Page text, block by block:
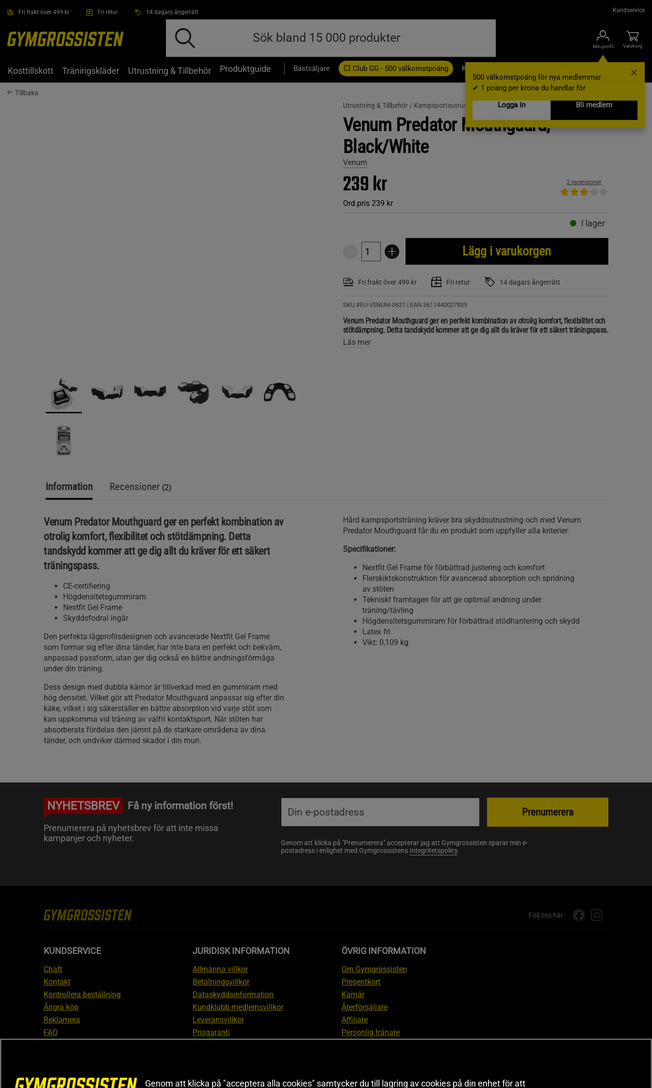
Fri frakt över 499 kr Fri retur 14 dagars ångerrätt Kundservice
Min profil
500 välkomstpoäng för nya medlemmar
✔ 1 poäng per krona du handlar för
Logga in
Bli medlem
Varukorg
Kosttillskott Träningskläder Utrustning & Tillbehör Produktguide Bästsäljare 💥 Club GG - 500 välkomstpoäng Kampanjer
Tillbaka
Utrustning & Tillbehör / Kampsportsutrustning / Kampsportsskydd / Tandskydd
Venum Predator Mouthguard,
Black/White
Venum
239 kr
Ord.pris 239 kr
2 recensioner
I lager
Lägg i varukorgen
Fri frakt över 499 kr Fri retur 14 dagars ångerrätt
SKU #EU-VENUM-0621 | EAN 3611440027839
Venum Predator Mouthguard ger en perfekt kombination av otrolig komfort, flexibilitet och
stötdämpning. Detta tandskydd kommer att ge dig allt du kräver för ett säkert träningspass.
Läs mer
Information Recensioner (2)
Venum Predator Mouthguard ger en perfekt kombination av
otrolig komfort, flexibilitet och stötdämpning. Detta
tandskydd kommer att ge dig allt du kräver för ett säkert
träningspass.
CE-certifiering
Högdensitetsgummiram
Nextfit Gel Frame
Skyddsfodral ingår
Den perfekta lågprofilsdesignen och avancerade Nextfit Gel Frame
som formar sig efter dina tänder, har inte bara en perfekt och bekväm,
anpassad passform, utan ger dig också en bättre andningsförmåga
under din träning.
Dess design med dubbla kärnor är tillverkad med en gummiram med
hög densitet. Vilket gör att Predator Mouthguard anpassar sig efter din
käke, vilket i sig säkerställer en bättre absorption vid varje stöt som
kan uppkomma vid träning av valfri kontaktsport. När stöten har
absorberats fördelas den jämnt på de starkare områdena av dina
tänder, och undviker därmed skador i din mun.
Hård kampsportsträning kräver bra skyddsutrustning och med Venum
Predator Mouthguard får du en produkt som uppfyller alla kriterier.
Specifikationer:
Nextfit Gel Frame för förbättrad justering och komfort
Flerskiktskonstruktion för avancerad absorption och spridning
av stöten
Tekniskt framtagen för att ge optimal andning under
träning/tävling
Högdensitetsgummiram för förbättrad stödhantering och skydd
Latex fri
Vikt: 0,109 kg
NYHETSBREV Få ny information först!
Prenumerera på nyhetsbrev för att inte missa
kampanjer och nyheter.
Genom att klicka på "Prenumerera" accepterar jag att Gymgrossisten sparar min e-
postadress i enlighet med Gymgrossistens Integritetspolicy.
Prenumerera
Följ oss här:
KUNDSERVICE
Chatt
Kontakt
Kontrollera beställning
Ångra köp
Reklamera
FAQ
JURIDISK INFORMATION
Allmänna villkor
Betalningsvillkor
Dataskyddsinformation
Kundklubb medlemsvillkor
Leveransvillkor
Prisgaranti
ÖVRIG INFORMATION
Om Gymgrossisten
Presentkort
Karriär
Återförsäljare
Affiliate
Personlig tränare
Black Friday
Genom att klicka på "acceptera alla cookies" samtycker du till lagring av cookies på din enhet för att